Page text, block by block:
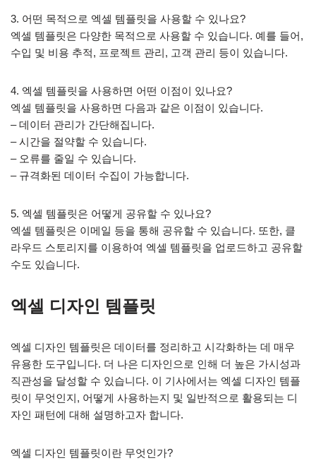
3. 어떤 목적으로 엑셀 템플릿을 사용할 수 있나요?
엑셀 템플릿은 다양한 목적으로 사용할 수 있습니다. 예를 들어,
수입 및 비용 추적, 프로젝트 관리, 고객 관리 등이 있습니다.
4. 엑셀 템플릿을 사용하면 어떤 이점이 있나요?
엑셀 템플릿을 사용하면 다음과 같은 이점이 있습니다.
– 데이터 관리가 간단해집니다.
– 시간을 절약할 수 있습니다.
– 오류를 줄일 수 있습니다.
– 규격화된 데이터 수집이 가능합니다.
5. 엑셀 템플릿은 어떻게 공유할 수 있나요?
엑셀 템플릿은 이메일 등을 통해 공유할 수 있습니다. 또한, 클
라우드 스토리지를 이용하여 엑셀 템플릿을 업로드하고 공유할
수도 있습니다.
엑셀 디자인 템플릿
엑셀 디자인 템플릿은 데이터를 정리하고 시각화하는 데 매우
유용한 도구입니다. 더 나은 디자인으로 인해 더 높은 가시성과
직관성을 달성할 수 있습니다. 이 기사에서는 엑셀 디자인 템플
릿이 무엇인지, 어떻게 사용하는지 및 일반적으로 활용되는 디
자인 패턴에 대해 설명하고자 합니다.
엑셀 디자인 템플릿이란 무엇인가?